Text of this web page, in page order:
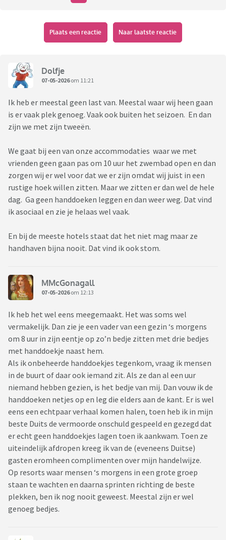
Plaats een reactie Naar laatste reactie
Dolfje
07-05-2026om 11:21
Ik heb er meestal geen last van. Meestal waar wij heen gaan
is er vaak plek genoeg. Vaak ook buiten het seizoen. En dan
zijn we met zijn tweeën.
We gaat bij een van onze accommodaties waar we met
vrienden geen gaan pas om 10 uur het zwembad open en dan
zorgen wij er wel voor dat we er zijn omdat wij juist in een
rustige hoek willen zitten. Maar we zitten er dan wel de hele
dag. Ga geen handdoeken leggen en dan weer weg. Dat vind
ik asociaal en zie je helaas wel vaak.
En bij de meeste hotels staat dat het niet mag maar ze
handhaven bijna nooit. Dat vind ik ook stom.
MMcGonagall
07-05-2026om 12:13
Ik heb het wel eens meegemaakt. Het was soms wel
vermakelijk. Dan zie je een vader van een gezin ‘s morgens
om 8 uur in zijn eentje op zo’n bedje zitten met drie bedjes
met handdoekje naast hem.
Als ik onbeheerde handdoekjes tegenkom, vraag ik mensen
in de buurt of daar ook iemand zit. Als ze dan al een uur
niemand hebben gezien, is het bedje van mij. Dan vouw ik de
handdoeken netjes op en leg die elders aan de kant. Er is wel
eens een echtpaar verhaal komen halen, toen heb ik in mijn
beste Duits de vermoorde onschuld gespeeld en gezegd dat
er echt geen handdoekjes lagen toen ik aankwam. Toen ze
uiteindelijk afdropen kreeg ik van de (eveneens Duitse)
gasten eromheen complimenten over mijn handelwijze.
Op resorts waar mensen ‘s morgens in een grote groep
staan te wachten en daarna sprinten richting de beste
plekken, ben ik nog nooit geweest. Meestal zijn er wel
genoeg bedjes.